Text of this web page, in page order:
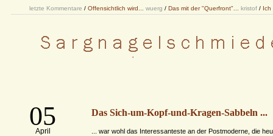
letzte Kommentare / Offensichtlich wird... wuerg / Das mit der "Querfront"... kristof / Ich
05
April
Das Sich-um-Kopf-und-Kragen-Sabbeln ...
... war wohl das Interessanteste an der Postmoderne, die